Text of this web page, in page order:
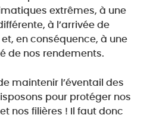
extrêmes, à une
à l’arrivée de
en conséquence, à une
de nos rendements.
maintenir l’éventail des
pour protéger nos
nos filières ! Il faut donc